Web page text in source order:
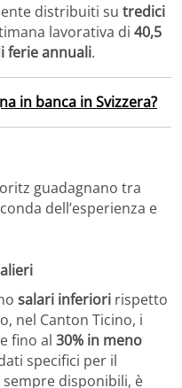
distribuiti su tredici
lavorativa di 40,5
ferie annuali.
in banca in Svizzera?
guadagnano tra
dell’esperienza e
salari inferiori rispetto
nel Canton Ticino, i
fino al 30% in meno
specifici per il
disponibili, è